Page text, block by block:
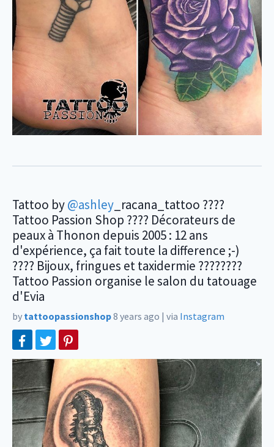
Tattoo by@ashley _racana_tattoo ????
Tattoo Passion Shop ???? Décorateurs de
peaux à Thonon depuis 2005 : 12 ans
d'expérience, ça fait toute la difference ;-)
???? Bijoux, fringues et taxidermie ????????
Tattoo Passion organise le salon du tatouage
d'Evia
by tattoopassionshop8 years ago | via Instagram